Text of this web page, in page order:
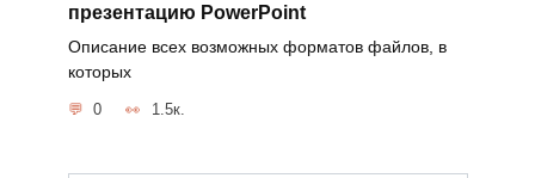
презентацию PowerPoint
Описание всех возможных форматов файлов, в
которых
0 1.5к.